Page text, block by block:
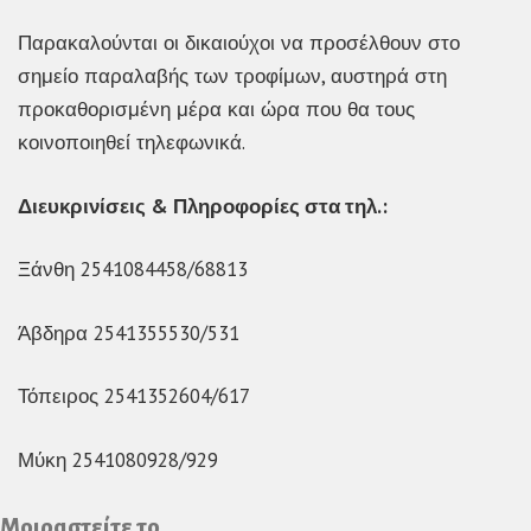
Παρακαλούνται οι δικαιούχοι να προσέλθουν στο
σημείο παραλαβής των τροφίμων, αυστηρά στη
προκαθορισμένη μέρα και ώρα που θα τους
κοινοποιηθεί τηλεφωνικά.
Διευκρινίσεις & Πληροφορίες στα τηλ.:
Ξάνθη 2541084458/68813
Άβδηρα 2541355530/531
Τόπειρος 2541352604/617
Μύκη 2541080928/929